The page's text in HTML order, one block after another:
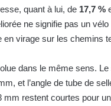
quant à lui, de 17,7 %
ne signifie pas un
en virage sur les chemins
dans le même sens.
et l’angle de tube de
mm restent courtes pour